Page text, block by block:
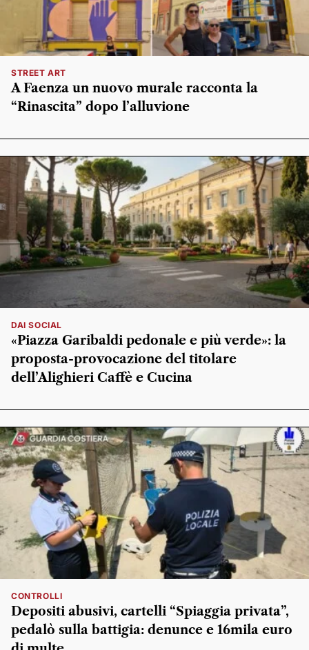
STREET ART
A Faenza un nuovo murale racconta la
“Rinascita” dopo l’alluvione
DAI SOCIAL
«Piazza Garibaldi pedonale e più verde»: la
proposta-provocazione del titolare
dell’Alighieri Caffè e Cucina
CONTROLLI
Depositi abusivi, cartelli “Spiaggia privata”,
pedalò sulla battigia: denunce e 16mila euro